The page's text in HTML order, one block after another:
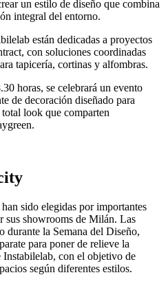
un estilo de diseño que combina
integral del entorno.
están dedicadas a proyectos
con soluciones coordinadas
tapicería, cortinas y alfombras.
horas, se celebrará un evento
de decoración diseñado para
look que comparten
sido elegidas por importantes
sus showrooms de Milán. Las
durante la Semana del Diseño,
para poner de relieve la
Instabilelab, con el objetivo de
según diferentes estilos.